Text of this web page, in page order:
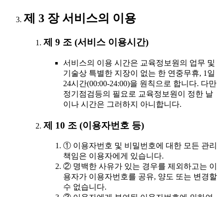
제 3 장 서비스의 이용
제 9 조 (서비스 이용시간)
서비스의 이용 시간은 교육정보원의 업무 및
기술상 특별한 지장이 없는 한 연중무휴, 1일
24시간(00:00-24:00)을 원칙으로 합니다. 다만
정기점검등의 필요로 교육정보원이 정한 날
이나 시간은 그러하지 아니합니다.
제 10 조 (이용자번호 등)
① 이용자번호 및 비밀번호에 대한 모든 관리
책임은 이용자에게 있습니다.
② 명백한 사유가 있는 경우를 제외하고는 이
용자가 이용자번호를 공유, 양도 또는 변경할
수 없습니다.